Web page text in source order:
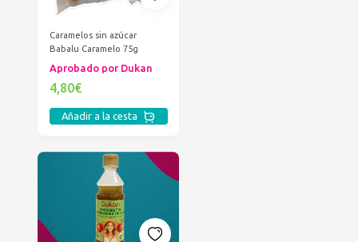
Caramelos sin azúcar
Babalu Caramelo 75g
Aprobado por Dukan
4,80€
Añadir a la cesta